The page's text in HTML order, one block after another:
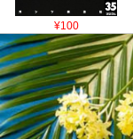
¥100